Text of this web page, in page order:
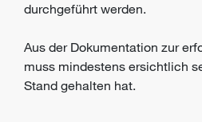
durchgeführt werden.
Aus der Dokumentation zur
muss mindestens ersichtlich
Stand gehalten hat.